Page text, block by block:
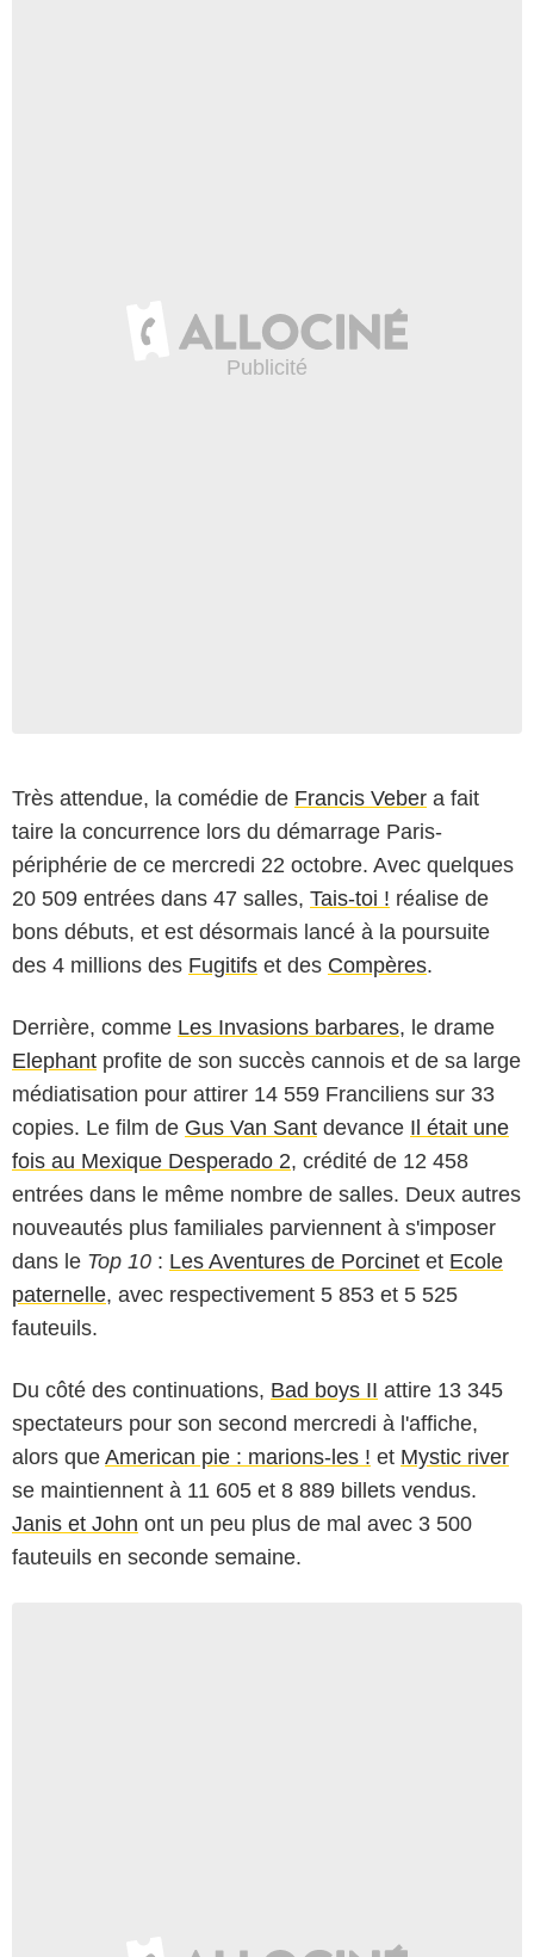
Très attendue, la comédie de Francis Veber a fait
taire la concurrence lors du démarrage Paris-
périphérie de ce mercredi 22 octobre. Avec quelques
20 509 entrées dans 47 salles, Tais-toi ! réalise de
bons débuts, et est désormais lancé à la poursuite
des 4 millions des Fugitifs et des Compères.
Derrière, comme Les Invasions barbares, le drame
Elephant profite de son succès cannois et de sa large
médiatisation pour attirer 14 559 Franciliens sur 33
copies. Le film de Gus Van Sant devance Il était une
fois au Mexique Desperado 2, crédité de 12 458
entrées dans le même nombre de salles. Deux autres
nouveautés plus familiales parviennent à s'imposer
dans le Top 10 : Les Aventures de Porcinet et Ecole
paternelle, avec respectivement 5 853 et 5 525
fauteuils.
Du côté des continuations, Bad boys II attire 13 345
spectateurs pour son second mercredi à l'affiche,
alors que American pie : marions-les ! et Mystic river
se maintiennent à 11 605 et 8 889 billets vendus.
Janis et John ont un peu plus de mal avec 3 500
fauteuils en seconde semaine.